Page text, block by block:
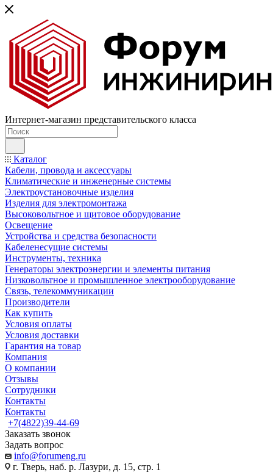
Интернет-магазин представительского класса
Каталог
Кабели, провода и аксессуары
Климатические и инженерные системы
Электроустановочные изделия
Изделия для электромонтажа
Высоковольтное и щитовое оборудование
Освещение
Устройства и средства безопасности
Кабеленесущие системы
Инструменты, техника
Генераторы электроэнергии и элементы питания
Низковольтное и промышленное электрооборудование
Связь, телекоммуникации
Производители
Как купить
Условия оплаты
Условия доставки
Гарантия на товар
Компания
О компании
Отзывы
Сотрудники
Контакты
Контакты
+7(4822)39-44-69
Заказать звонок
Задать вопрос
info@forumeng.ru
г. Тверь, наб. р. Лазури, д. 15, стр. 1